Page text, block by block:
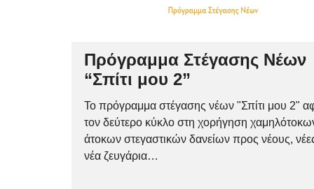
Πρόγραμμα Στέγασης Νέων
“Σπίτι μου 2”
Το πρόγραμμα στέγασης νέων "Σπίτι μου 2"
τον δεύτερο κύκλο στη χορήγηση
άτοκων στεγαστικών δανείων προς νέους,
νέα ζευγάρια…